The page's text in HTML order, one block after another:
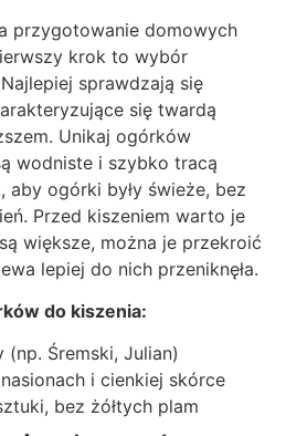
przygotowanie domowych
krok to wybór
sprawdzają się
się twardą
Unikaj ogórków
wodniste i szybko tracą
aby ogórki były świeże, bez
Przed kiszeniem warto je
większe, można je przekroić
lepiej do nich przeniknęła.
do kiszenia:
Śremski, Julian)
i cienkiej skórce
bez żółtych plam